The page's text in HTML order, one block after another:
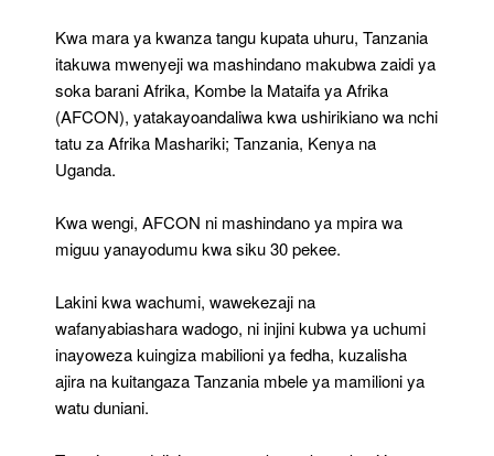
Kwa mara ya kwanza tangu kupata uhuru, Tanzania
itakuwa mwenyeji wa mashindano makubwa zaidi ya
soka barani Afrika, Kombe la Mataifa ya Afrika
(AFCON), yatakayoandaliwa kwa ushirikiano wa nchi
tatu za Afrika Mashariki; Tanzania, Kenya na
Uganda.
Kwa wengi, AFCON ni mashindano ya mpira wa
miguu yanayodumu kwa siku 30 pekee.
Lakini kwa wachumi, wawekezaji na
wafanyabiashara wadogo, ni injini kubwa ya uchumi
inayoweza kuingiza mabilioni ya fedha, kuzalisha
ajira na kuitangaza Tanzania mbele ya mamilioni ya
watu duniani.